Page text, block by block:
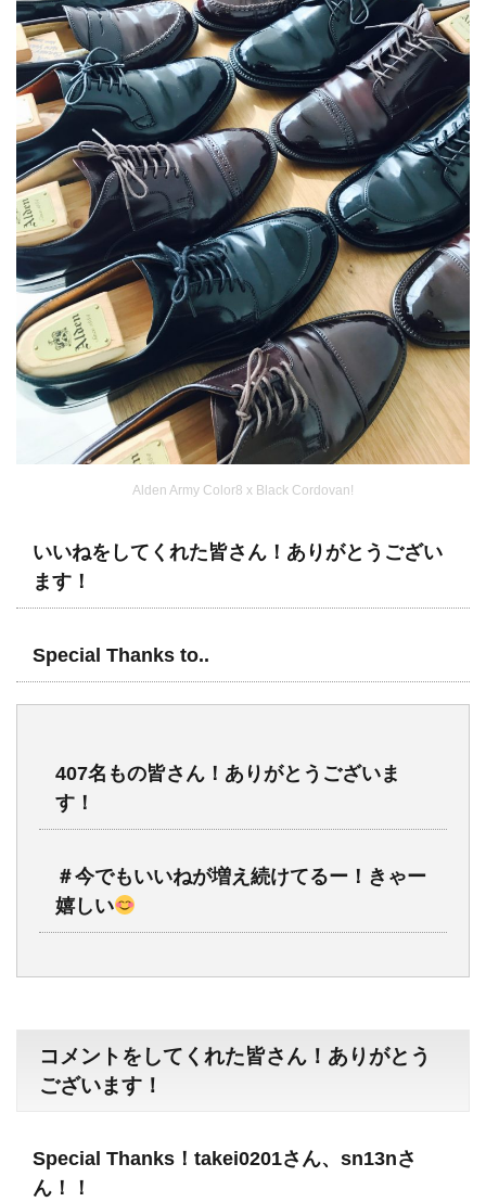
Alden Army Color8 x Black Cordovan!
いいねをしてくれた皆さん！ありがとうござい
ます！
Special Thanks to..
407名もの皆さん！ありがとうございま
す！
＃今でもいいねが増え続けてるー！きゃー
嬉しい
コメントをしてくれた皆さん！ありがとう
ございます！
Special Thanks！takei0201さん、sn13nさ
ん！！